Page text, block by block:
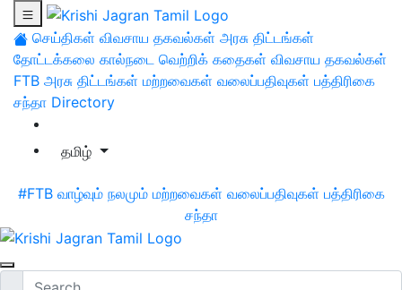
செய்திகள் விவசாய தகவல்கள் அரசு திட்டங்கள்
தோட்டக்கலை கால்நடை வெற்றிக் கதைகள் விவசாய தகவல்கள்
FTB அரசு திட்டங்கள் மற்றவைகள் வலைப்பதிவுகள் பத்திரிகை
சந்தா Directory
தமிழ்
#FTB வாழ்வும் நலமும் மற்றவைகள் வலைப்பதிவுகள் பத்திரிகை
சந்தா